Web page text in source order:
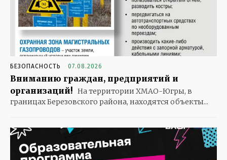
БЕЗОПАСНОСТЬ 07.08.2026
Вниманию граждан, предприятий и
организаций! На территории ХМАО-Югры, в
границах Березовского района, находятся объекты...